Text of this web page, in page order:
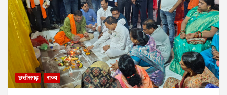
छत्तीसगढ़ राज्य